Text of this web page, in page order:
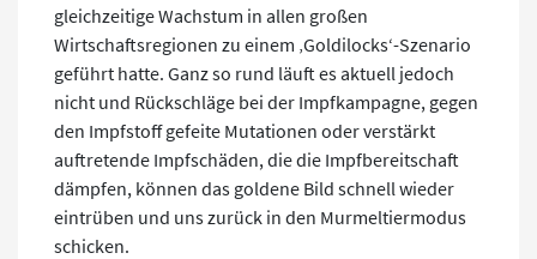
gleichzeitige Wachstum in allen großen
Wirtschaftsregionen zu einem ‚Goldilocks‘-Szenario
geführt hatte. Ganz so rund läuft es aktuell jedoch
nicht und Rückschläge bei der Impfkampagne, gegen
den Impfstoff gefeite Mutationen oder verstärkt
auftretende Impfschäden, die die Impfbereitschaft
dämpfen, können das goldene Bild schnell wieder
eintrüben und uns zurück in den Murmeltiermodus
schicken.